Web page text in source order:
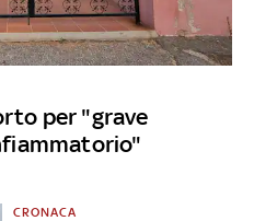
per "grave
CRONACA